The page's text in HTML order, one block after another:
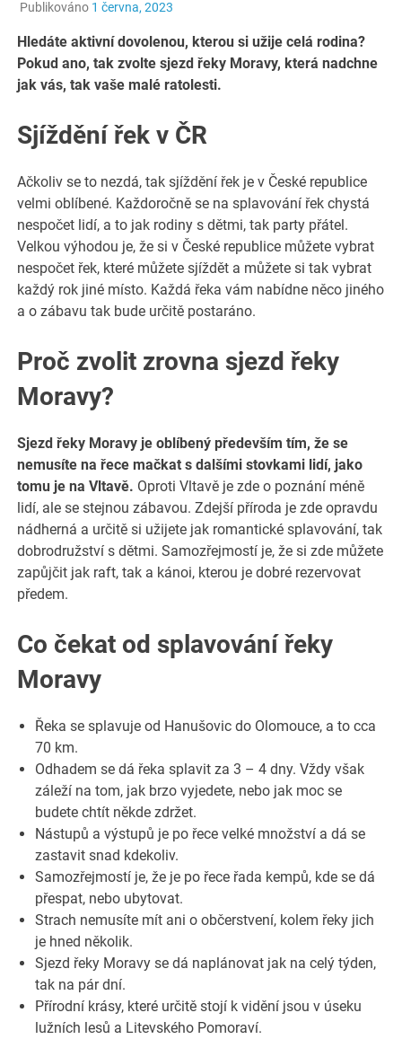
Publikováno 1 června, 2023
Hledáte aktivní dovolenou, kterou si užije celá rodina?
Pokud ano, tak zvolte sjezd řeky Moravy, která nadchne
jak vás, tak vaše malé ratolesti.
Sjíždění řek v ČR
Ačkoliv se to nezdá, tak sjíždění řek je v České republice
velmi oblíbené. Každoročně se na splavování řek chystá
nespočet lidí, a to jak rodiny s dětmi, tak party přátel.
Velkou výhodou je, že si v České republice můžete vybrat
nespočet řek, které můžete sjíždět a můžete si tak vybrat
každý rok jiné místo. Každá řeka vám nabídne něco jiného
a o zábavu tak bude určitě postaráno.
Proč zvolit zrovna sjezd řeky
Moravy?
Sjezd řeky Moravy je oblíbený především tím, že se
nemusíte na řece mačkat s dalšími stovkami lidí, jako
tomu je na Vltavě. Oproti Vltavě je zde o poznání méně
lidí, ale se stejnou zábavou. Zdejší příroda je zde opravdu
nádherná a určitě si užijete jak romantické splavování, tak
dobrodružství s dětmi. Samozřejmostí je, že si zde můžete
zapůjčit jak raft, tak a kánoi, kterou je dobré rezervovat
předem.
Co čekat od splavování řeky
Moravy
Řeka se splavuje od Hanušovic do Olomouce, a to cca
70 km.
Odhadem se dá řeka splavit za 3 – 4 dny. Vždy však
záleží na tom, jak brzo vyjedete, nebo jak moc se
budete chtít někde zdržet.
Nástupů a výstupů je po řece velké množství a dá se
zastavit snad kdekoliv.
Samozřejmostí je, že je po řece řada kempů, kde se dá
přespat, nebo ubytovat.
Strach nemusíte mít ani o občerstvení, kolem řeky jich
je hned několik.
Sjezd řeky Moravy se dá naplánovat jak na celý týden,
tak na pár dní.
Přírodní krásy, které určitě stojí k vidění jsou v úseku
lužních lesů a Litevského Pomoraví.